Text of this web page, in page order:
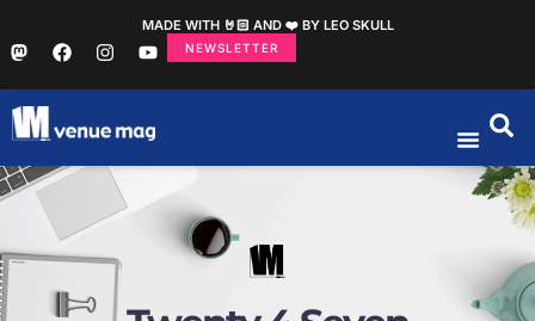
MADE WITH 🤘🏻 AND ❤️ BY LEO SKULL
NEWSLETTER